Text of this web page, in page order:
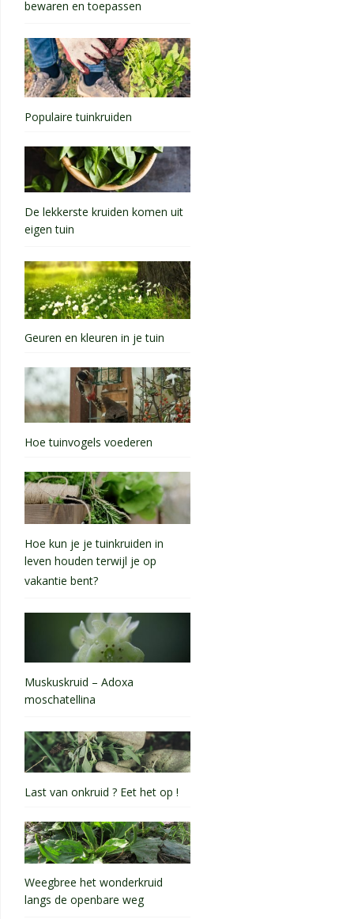
bewaren en toepassen
Populaire tuinkruiden
De lekkerste kruiden komen uit
eigen tuin
Geuren en kleuren in je tuin
Hoe tuinvogels voederen
Hoe kun je je tuinkruiden in
leven houden terwijl je op
vakantie bent?
Muskuskruid – Adoxa
moschatellina
Last van onkruid ? Eet het op !
Weegbree het wonderkruid
langs de openbare weg